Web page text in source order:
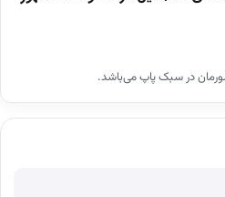
در سبک پاپ می‌باشد.